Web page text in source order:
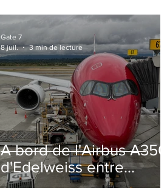
Paris-CDG
A bord de l'Airbus A350
d'Edelweiss entre
Vancouver et Zurich
Gate 7
8 juil.
3 min de lecture